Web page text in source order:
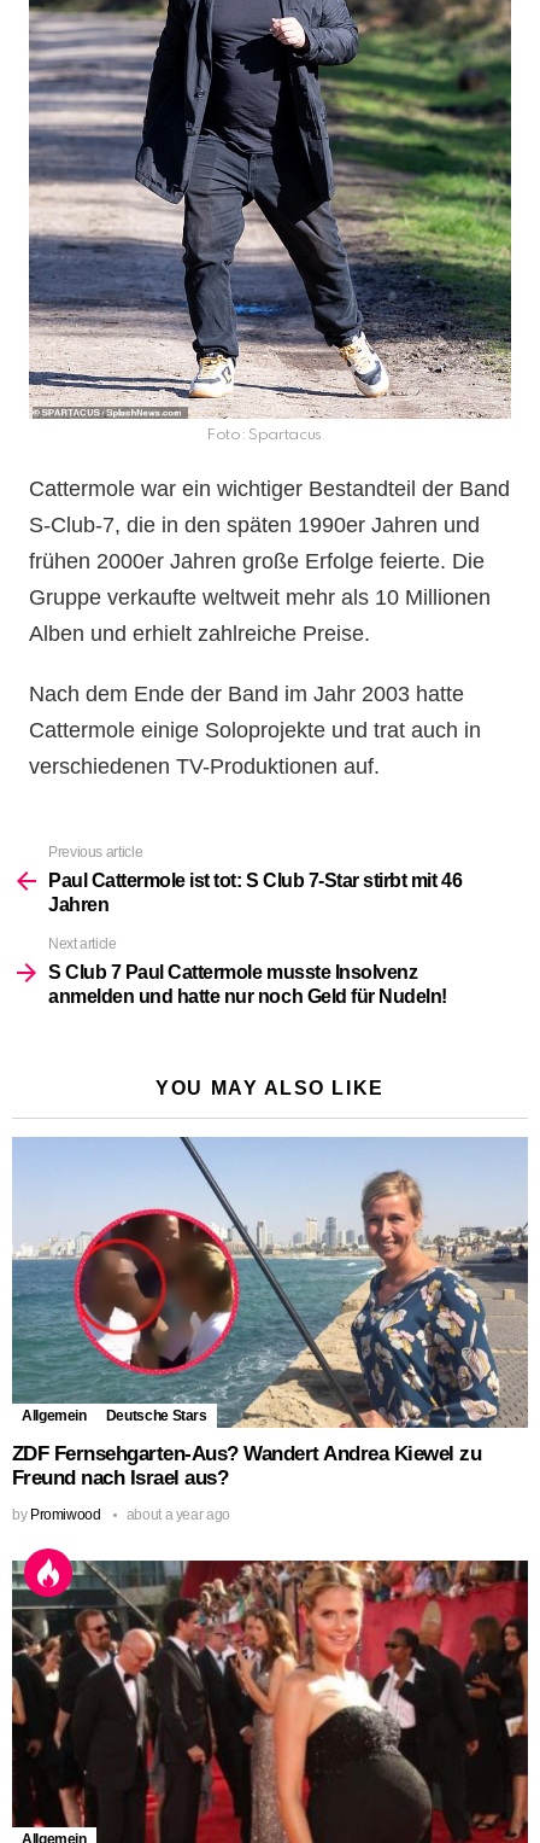
Foto: Spartacus
Cattermole war ein wichtiger Bestandteil der Band
S-Club-7, die in den späten 1990er Jahren und
frühen 2000er Jahren große Erfolge feierte. Die
Gruppe verkaufte weltweit mehr als 10 Millionen
Alben und erhielt zahlreiche Preise.
Nach dem Ende der Band im Jahr 2003 hatte
Cattermole einige Soloprojekte und trat auch in
verschiedenen TV-Produktionen auf.
more
Previous article
Paul Cattermole ist tot: S Club 7-Star stirbt mit 46
Jahren
Next article
S Club 7 Paul Cattermole musste Insolvenz
anmelden und hatte nur noch Geld für Nudeln!
YOU MAY ALSO LIKE
Allgemein Deutsche Stars
ZDF Fernsehgarten-Aus? Wandert Andrea Kiewel zu
Freund nach Israel aus?
by Promiwood about a year ago
Allgemein